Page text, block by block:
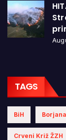
TAGS
BiH
Crveni Križ ŽZH